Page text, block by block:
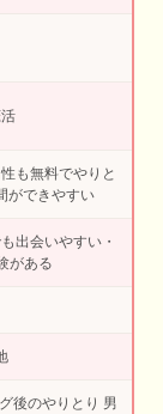
も無料でやりと
ができやすい
出会いやすい・
がある
後のやりとり 男